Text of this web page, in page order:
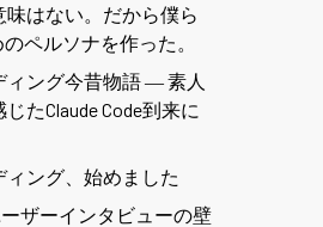
味はない。だから僕ら
ペルソナを作った。
ィング今昔物語 ― 素人
たClaude Code到来に
ィング、始めました
ーザーインタビューの壁